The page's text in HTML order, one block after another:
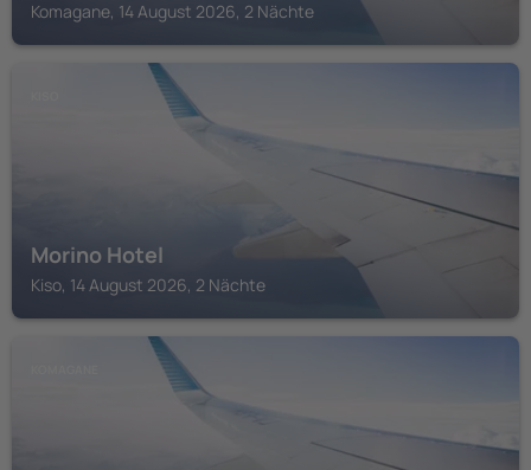
Komagane, 14 August 2026, 2 Nächte
Morino Hotel
Kiso, 14 August 2026, 2 Nächte